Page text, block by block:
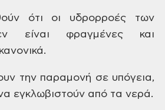
ότι οι υδρορροές των
είναι φραγμένες και
κανονικά.
την παραμονή σε υπόγεια,
εγκλωβιστούν από τα νερά.